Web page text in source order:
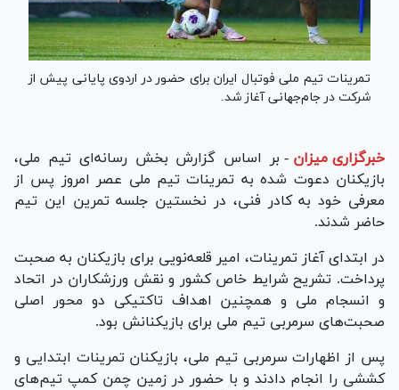
تمرینات تیم ملی فوتبال ایران برای حضور در اردوی پایانی پیش از
شرکت در جام‌جهانی آغاز شد.
خبرگزاری میزان - بر اساس گزارش بخش رسانه‌ای تیم ملی،
بازیکنان دعوت شده به تمرینات تیم ملی عصر امروز پس از
معرفی خود به کادر فنی، در نخستین جلسه تمرین این تیم
حاضر شدند.
در ابتدای آغاز تمرینات، امیر قلعه‌نویی برای بازیکنان به صحبت
پرداخت. تشریح شرایط خاص کشور و نقش ورزشکاران در اتحاد
و انسجام ملی و همچنین اهداف تاکتیکی دو محور اصلی
صحبت‌های سرمربی تیم ملی برای بازیکنانش بود.
پس از اظهارات سرمربی تیم ملی، بازیکنان تمرینات ابتدایی و
کششی را انجام دادند و با حضور در زمین چمن کمپ تیم‌های